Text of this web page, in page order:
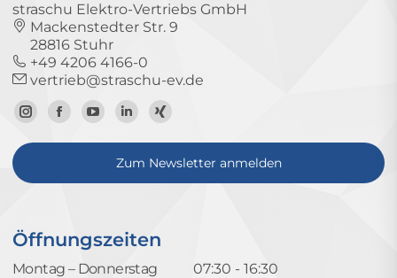
straschu Elektro-Vertriebs GmbH
Mackenstedter Str. 9
28816 Stuhr
+49 4206 4166-0
vertrieb@straschu-ev.de
Zum
Instagram-
Zur
Facebook-
Zum
YouTube-
Kanal
Zum
LinkedIn-
Profil
Zum
Xing-
Profil
Zum Newsletter anmelden
Öffnungszeiten
Montag – Donnerstag
07:30 - 16:30